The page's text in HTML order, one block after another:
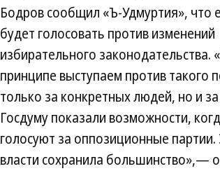
Бодров сообщил «Ъ-Удмуртия», что
будет голосовать против изменений
избирательного законодательства.
принципе выступаем против такого
только за конкретных людей, но и
Госдуму показали возможности,
голосуют за оппозиционные
власти сохранила большинство»,—